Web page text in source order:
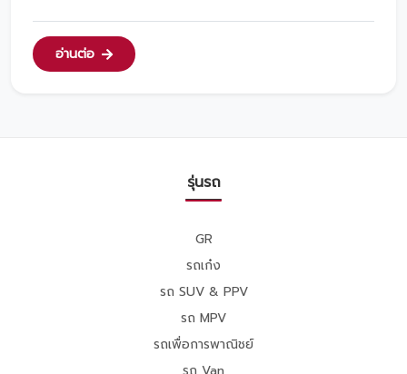
Incentive, ถ้าทำได้ตามเป้าหมาย รายได้รวมต่อเดือน
4x,xxx บาทขึ้นไป🎯สวัสดิการกองทุนสำรองเลี้ยงชีพ
(ตั้งแต่วันแรกที...
อ่านต่อ
รุ่นรถ
GR
รถเก๋ง
รถ SUV & PPV
รถ MPV
รถเพื่อการพาณิชย์